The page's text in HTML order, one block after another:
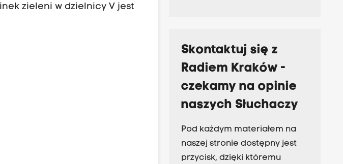
zieleni w dzielnicy V jest
Skontaktuj się z
Radiem Kraków -
czekamy na opinie
naszych Słuchaczy
Pod każdym materiałem na
naszej stronie dostępny jest
przycisk, dzięki któremu